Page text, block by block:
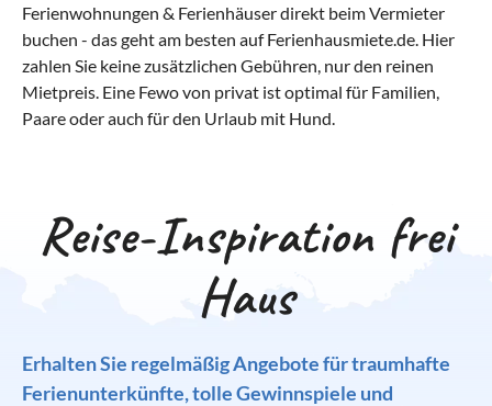
Ferienwohnungen & Ferienhäuser direkt beim Vermieter
buchen - das geht am besten auf Ferienhausmiete.de. Hier
zahlen Sie keine zusätzlichen Gebühren, nur den reinen
Mietpreis. Eine Fewo von privat ist optimal für Familien,
Paare oder auch für den Urlaub mit Hund.
Reise-Inspiration frei
Haus
Erhalten Sie regelmäßig Angebote für traumhafte
Ferienunterkünfte, tolle Gewinnspiele und